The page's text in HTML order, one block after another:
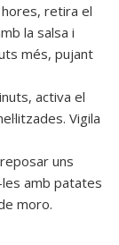
retira el
la salsa i
més, pujant
activa el
Vigila
uns
amb patates
moro.